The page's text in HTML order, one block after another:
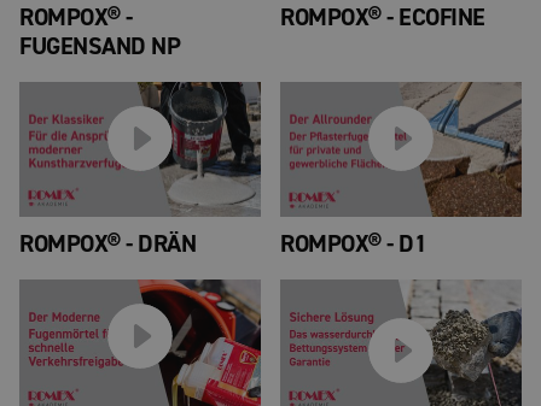
ROMPOX® -
FUGENSAND NP
ROMPOX® - ECOFINE
ROMPOX® - DRÄN ROMPOX® - D1